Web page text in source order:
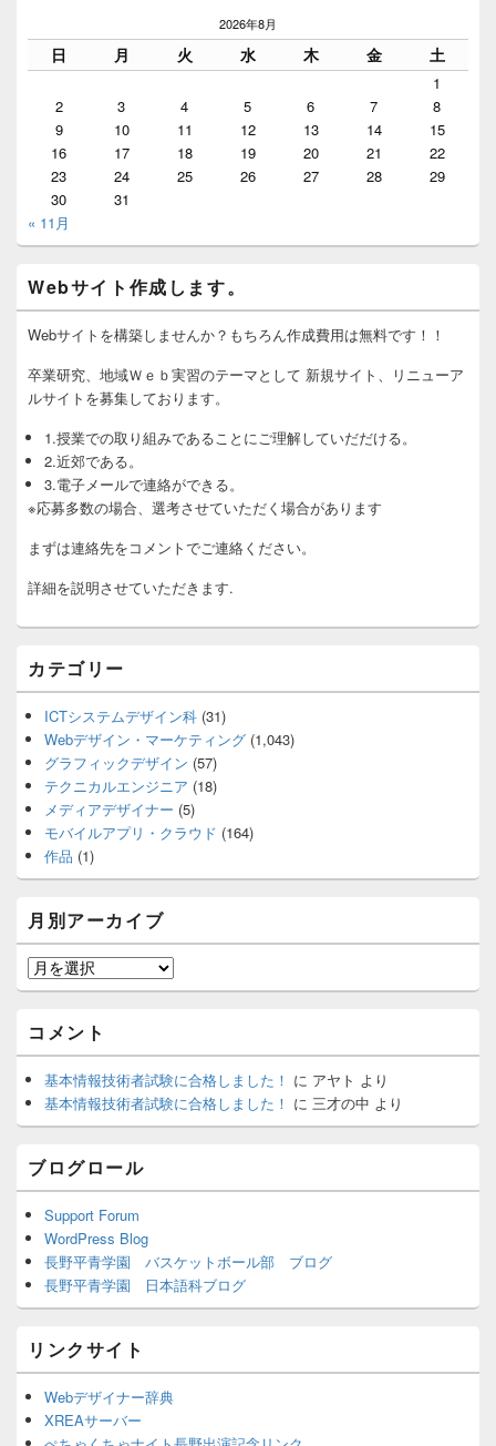
2026年8月
日 月 火 水 木 金 土
1
2
3 4 5 6 7
8
9
10 11 12 13 14
15
16
17 18 19 20 21
22
23
24 25 26 27 28
29
30
31
« 11月
Webサイト作成します。
Webサイトを構築しませんか？もちろん作成費用は無料です！！
卒業研究、地域Ｗｅｂ実習のテーマとして 新規サイト、リニューア
ルサイトを募集しております。
1.授業での取り組みであることにご理解していだだける。
2.近郊である。
3.電子メールで連絡ができる。
※応募多数の場合、選考させていただく場合があります
まずは連絡先をコメントでご連絡ください。
詳細を説明させていただきます.
カテゴリー
ICTシステムデザイン科 (31)
Webデザイン・マーケティング (1,043)
グラフィックデザイン (57)
テクニカルエンジニア (18)
メディアデザイナー (5)
モバイルアプリ・クラウド (164)
作品 (1)
月別アーカイブ
月
別
ー
カ
イ
ブ
コメント
基本情報技術者試験に合格しました！ に アヤト より
基本情報技術者試験に合格しました！ に 三才の中 より
ブログロール
Support Forum
WordPress Blog
長野平青学園 バスケットボール部 ブログ
長野平青学園 日本語科ブログ
リンクサイト
Webデザイナー辞典
XREAサーバー